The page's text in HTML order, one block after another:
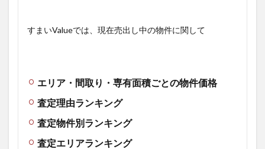
すまいValueでは、現在売出し中の物件に関して
エリア・間取り・専有面積ごとの物件価格
査定理由ランキング
査定物件別ランキング
査定エリアランキング